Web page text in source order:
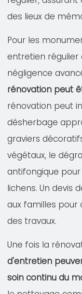
des lieux de
Pour les
entretien régulier
négligence
rénovation peut
rénovation peut
désherbage
graviers
végétaux, le
antifongique
lichens. Un devis
aux familles
des travaux.
Une fois la
d'entretien
soin continu du